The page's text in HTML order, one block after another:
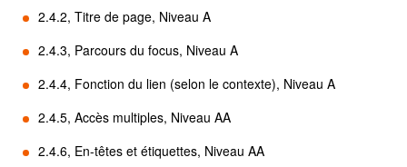
2.4.2, Titre de page, Niveau A
2.4.3, Parcours du focus, Niveau A
2.4.4, Fonction du lien (selon le contexte), Niveau A
2.4.5, Accès multiples, Niveau AA
2.4.6, En-têtes et étiquettes, Niveau AA